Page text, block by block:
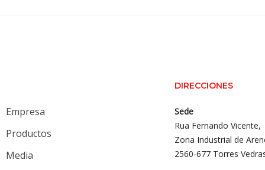
Empresa
Productos
Media
DIRECCIONES
Sede
Rua Fernando Vicente,
Zona Industrial de
2560-677 Torres